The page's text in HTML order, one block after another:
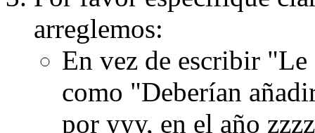
arreglemos:
En vez de escribir
como "Deberían
por yyy, en el año